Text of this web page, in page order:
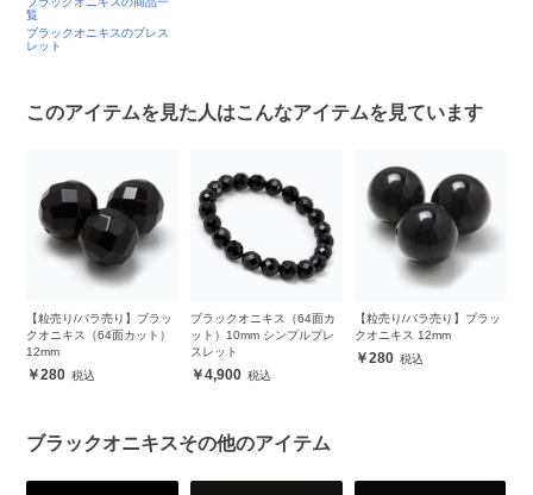
覧
ブラックオニキスのブレス
レット
このアイテムを見た人はこんなアイテムを見ています
【粒売り/バラ売り】ブラッ
クオニキス（64面カット）
12mm
280
ブラックオニキス（64面カ
ット）10mm シンプルブレ
スレット
4,900
【粒売り/バラ売り】ブラッ
クオニキス 12mm
280
ブラックオニキスその他のアイテム